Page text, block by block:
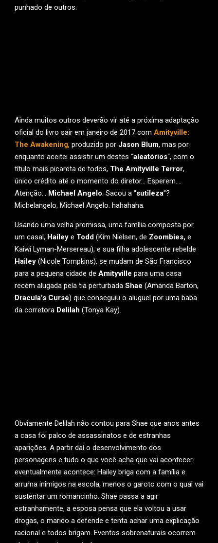
punhado de outros.
Ainda muitos outros deverão vir até a próxima adaptação
oficial do livro sair em janeiro de 2017 com Amityville:
The Awakening, produzido por Jason Blum, mas por
enquanto aceitei assistir um destes “aleatórios“, com o
título mais picareta de todos, The Amityville Terror,
único crédito até o momento do diretor… Esperem….
Atenção… Michael Angelo. Sacou a “sutileza“?
Michelangelo, Michael Angelo. hahahaha.
Usando uma velha premissa, uma família composta por
um casal, Hailey e Todd (Kim Nielsen, de Zoombies, e
Kaiwi Lyman-Mersereau), e sua filha adolescente rebelde
Hailey (Nicole Tompkins), se mudam de São Francisco
para a pequena cidade de Amityville para uma casa
recém alugada pela tia perturbada Shae (Amanda Barton,
Dracula’s Curse) que conseguiu o aluguel por uma baba
da corretora Delilah (Tonya Kay).
Obviamente Delilah não contou para Shae que anos antes
a casa foi palco de assassinatos e de estranhas
aparições. A partir daí o desenvolvimento dos
personagens e tudo o que você acha que vai acontecer
eventualmente acontece: Hailey briga com a família e
arruma inimigos na escola, menos o garoto com o qual vai
sustentar um romancinho. Shae passa a agir
estranhamente, a esposa pensa que ela voltou a usar
drogas, o marido a defende e tenta achar uma explicação
racional e todos brigam. Eventos sobrenaturais ocorrem